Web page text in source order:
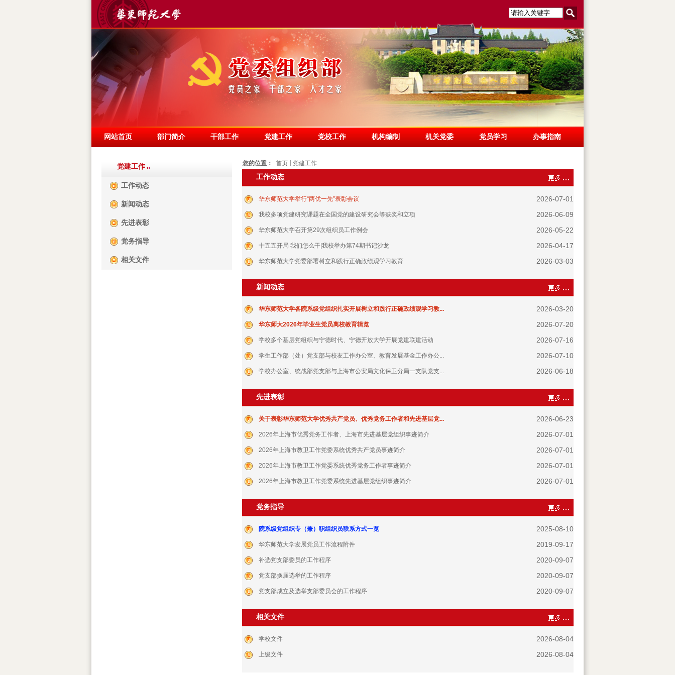
网站首页 部门简介 干部工作 党建工作 党校工作 机构编制 机关党委 党员学习 办事指南
党建工作
工作动态
新闻动态
先进表彰
党务指导
相关文件
您的位置： 首页 党建工作
工作动态
华东师范大学举行“两优一先”表彰会议 2026-07-01
我校多项党建研究课题在全国党的建设研究会等获奖和立项 2026-06-09
华东师范大学召开第29次组织员工作例会 2026-05-22
十五五开局 我们怎么干|我校举办第74期书记沙龙 2026-04-17
华东师范大学党委部署树立和践行正确政绩观学习教育 2026-03-03
新闻动态
华东师范大学各院系级党组织扎实开展树立和践行正确政绩观学习教... 2026-03-20
华东师大2026年毕业生党员离校教育辑览 2026-07-20
学校多个基层党组织与宁德时代、宁德开放大学开展党建联建活动 2026-07-16
学生工作部（处）党支部与校友工作办公室、教育发展基金工作办公... 2026-07-10
学校办公室、统战部党支部与上海市公安局文化保卫分局一支队党支... 2026-06-18
先进表彰
关于表彰华东师范大学优秀共产党员、优秀党务工作者和先进基层党... 2026-06-23
2026年上海市优秀党务工作者、上海市先进基层党组织事迹简介 2026-07-01
2026年上海市教卫工作党委系统优秀共产党员事迹简介 2026-07-01
2026年上海市教卫工作党委系统优秀党务工作者事迹简介 2026-07-01
2026年上海市教卫工作党委系统先进基层党组织事迹简介 2026-07-01
党务指导
院系级党组织专（兼）职组织员联系方式一览 2025-08-10
华东师范大学发展党员工作流程附件 2019-09-17
补选党支部委员的工作程序 2020-09-07
党支部换届选举的工作程序 2020-09-07
党支部成立及选举支部委员会的工作程序 2020-09-07
相关文件
学校文件 2026-08-04
上级文件 2026-08-04